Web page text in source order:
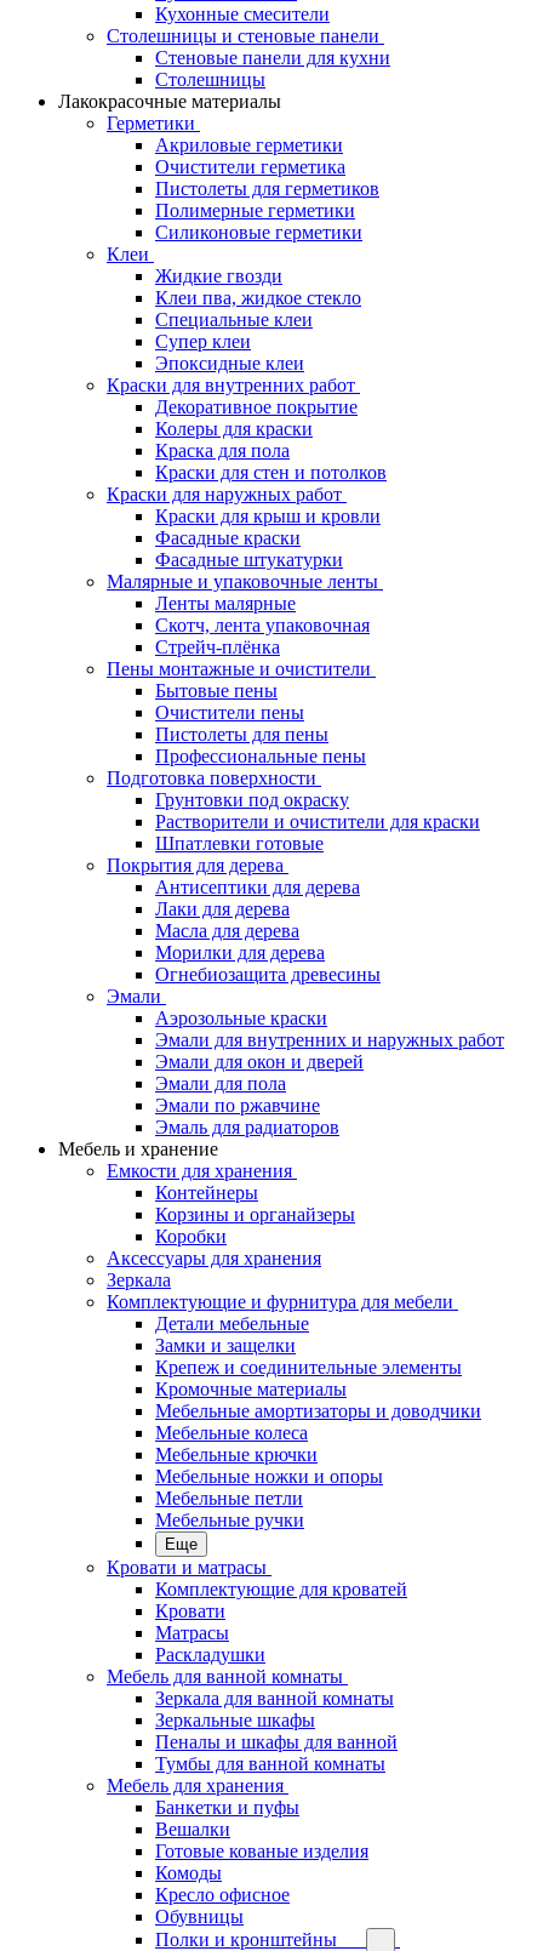
Кухонные смесители
Столешницы и стеновые панели
Стеновые панели для кухни
Столешницы
Лакокрасочные материалы
Герметики
Акриловые герметики
Очистители герметика
Пистолеты для герметиков
Полимерные герметики
Силиконовые герметики
Клеи
Жидкие гвозди
Клеи пва, жидкое стекло
Специальные клеи
Супер клеи
Эпоксидные клеи
Краски для внутренних работ
Декоративное покрытие
Колеры для краски
Краска для пола
Краски для стен и потолков
Краски для наружных работ
Краски для крыш и кровли
Фасадные краски
Фасадные штукатурки
Малярные и упаковочные ленты
Ленты малярные
Скотч, лента упаковочная
Стрейч-плёнка
Пены монтажные и очистители
Бытовые пены
Очистители пены
Пистолеты для пены
Профессиональные пены
Подготовка поверхности
Грунтовки под окраску
Растворители и очистители для краски
Шпатлевки готовые
Покрытия для дерева
Антисептики для дерева
Лаки для дерева
Масла для дерева
Морилки для дерева
Огнебиозащита древесины
Эмали
Аэрозольные краски
Эмали для внутренних и наружных работ
Эмали для окон и дверей
Эмали для пола
Эмали по ржавчине
Эмаль для радиаторов
Мебель и хранение
Емкости для хранения
Контейнеры
Корзины и органайзеры
Коробки
Аксессуары для хранения
Зеркала
Комплектующие и фурнитура для мебели
Детали мебельные
Замки и защелки
Крепеж и соединительные элементы
Кромочные материалы
Мебельные амортизаторы и доводчики
Мебельные колеса
Мебельные крючки
Мебельные ножки и опоры
Мебельные петли
Мебельные ручки
Еще
Кровати и матрасы
Комплектующие для кроватей
Кровати
Матрасы
Раскладушки
Мебель для ванной комнаты
Зеркала для ванной комнаты
Зеркальные шкафы
Пеналы и шкафы для ванной
Тумбы для ванной комнаты
Мебель для хранения
Банкетки и пуфы
Вешалки
Готовые кованые изделия
Комоды
Кресло офисное
Обувницы
Полки и кронштейны